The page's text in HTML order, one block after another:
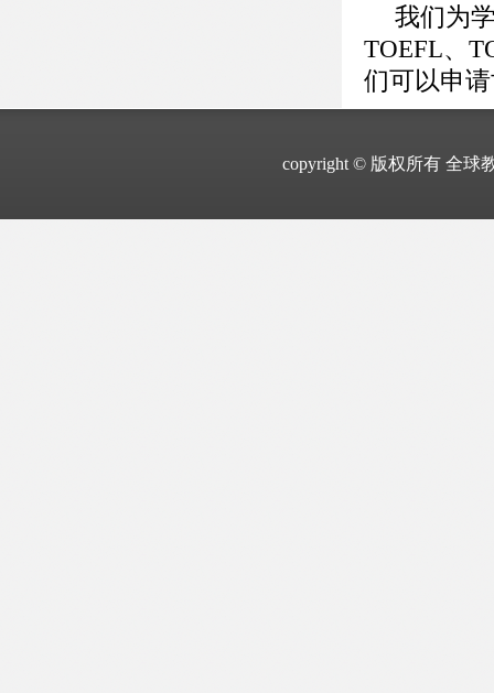
我们为
TOEFL、
们可以申
copyright © 版权所有 全球